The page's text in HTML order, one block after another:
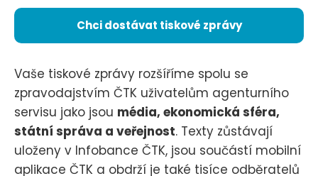
Chci dostávat tiskové zprávy
Vaše tiskové zprávy rozšíříme spolu se
zpravodajstvím ČTK uživatelům agenturního
servisu jako jsou média, ekonomická sféra,
státní správa a veřejnost. Texty zůstávají
uloženy v Infobance ČTK, jsou součástí mobilní
aplikace ČTK a obdrží je také tisíce odběratelů